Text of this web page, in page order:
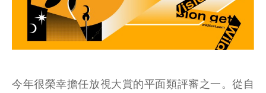
今年很榮幸擔任放視大賞的平面類評審之一。從自